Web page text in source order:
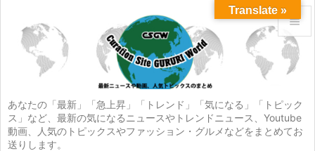
あなたの「最新」「急上昇」「トレンド」「気になる」「トピック
ス」など、最新の気になるニュースやトレンドニュース、Youtube
動画、人気のトピックスやファッション・グルメなどをまとめてお
送りします。


メニュ
サイド

前へ
Translate »